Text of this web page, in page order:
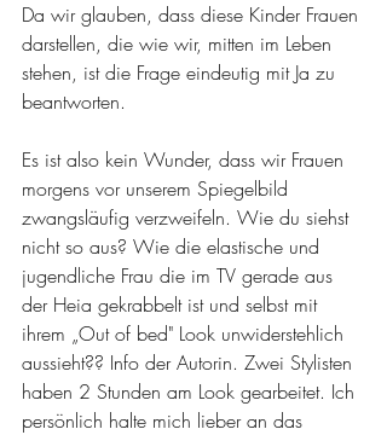
Da wir glauben, dass diese Kinder Frauen
darstellen, die wie wir, mitten im Leben
stehen, ist die Frage eindeutig mit Ja zu
beantworten.
Es ist also kein Wunder, dass wir Frauen
morgens vor unserem Spiegelbild
zwangsläufig verzweifeln. Wie du siehst
nicht so aus? Wie die elastische und
jugendliche Frau die im TV gerade aus
der Heia gekrabbelt ist und selbst mit
ihrem „Out of bed" Look unwiderstehlich
aussieht?? Info der Autorin. Zwei Stylisten
haben 2 Stunden am Look gearbeitet. Ich
persönlich halte mich lieber an das